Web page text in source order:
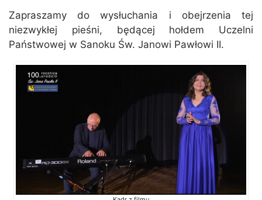
Zapraszamy do wysłuchania i obejrzenia tej
niezwykłej pieśni, będącej hołdem Uczelni
Państwowej w Sanoku Św. Janowi Pawłowi II.